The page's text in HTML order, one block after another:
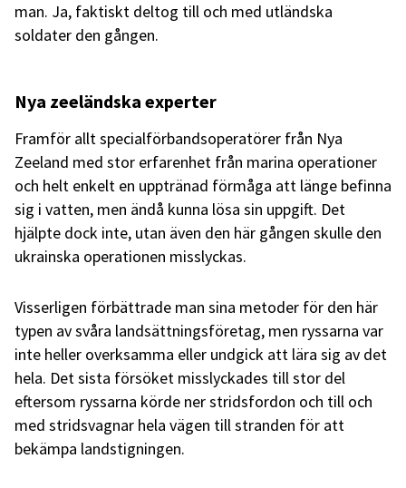
man. Ja, faktiskt deltog till och med utländska
soldater den gången.
Nya zeeländska experter
Framför allt specialförbandsoperatörer från Nya
Zeeland med stor erfarenhet från marina operationer
och helt enkelt en upptränad förmåga att länge befinna
sig i vatten, men ändå kunna lösa sin uppgift. Det
hjälpte dock inte, utan även den här gången skulle den
ukrainska operationen misslyckas.
Visserligen förbättrade man sina metoder för den här
typen av svåra landsättningsföretag, men ryssarna var
inte heller overksamma eller undgick att lära sig av det
hela. Det sista försöket misslyckades till stor del
eftersom ryssarna körde ner stridsfordon och till och
med stridsvagnar hela vägen till stranden för att
bekämpa landstigningen.